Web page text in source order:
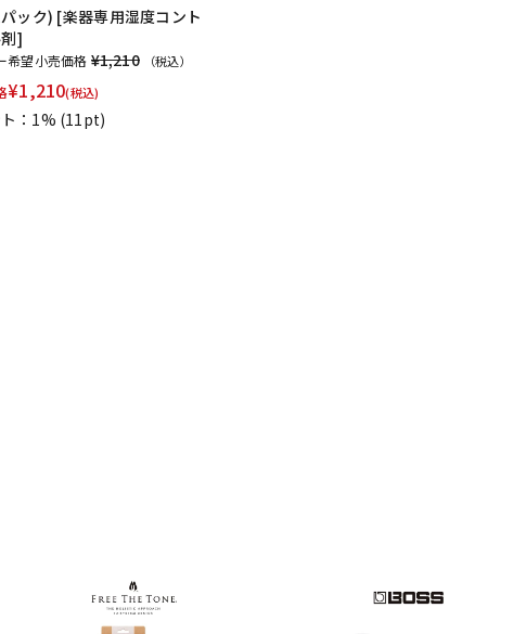
ック) [楽器専用湿度コント
]
希望小売価格 ¥1,210 （税込）
¥1,210(税込)
：1% (11pt)